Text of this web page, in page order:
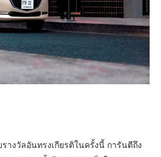
างวัลอันทรงเกียรติในครั้งนี้ การันตีถึง